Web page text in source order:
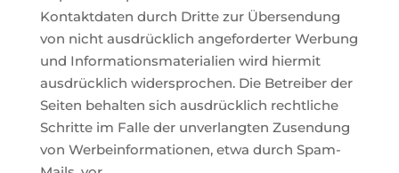
Kontaktdaten durch Dritte zur Übersendung
von nicht ausdrücklich angeforderter Werbung
und Informationsmaterialien wird hiermit
ausdrücklich widersprochen. Die Betreiber der
Seiten behalten sich ausdrücklich rechtliche
Schritte im Falle der unverlangten Zusendung
von Werbeinformationen, etwa durch Spam-